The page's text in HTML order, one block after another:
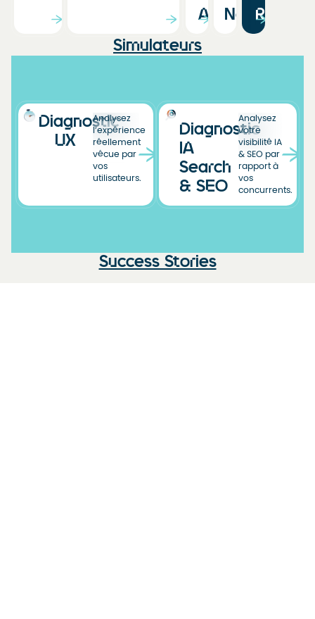
Agenda
News
Simulateurs
Diagnostic
UX
Analysez
l’expérience
réellement
vécue par
vos
utilisateurs.
Diagnostic
IA
Search
& SEO
Analysez
votre
visibilité IA
& SEO par
rapport à
vos
concurrents.
Success Stories